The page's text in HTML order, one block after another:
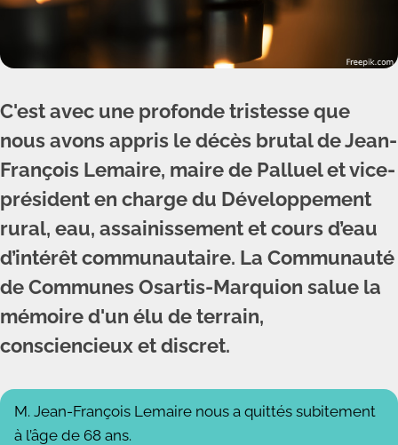
C'est avec une profonde tristesse que
nous avons appris le décès brutal de Jean-
François Lemaire, maire de Palluel et vice-
président en charge du Développement
rural, eau, assainissement et cours d’eau
d’intérêt communautaire. La Communauté
de Communes Osartis-Marquion salue la
mémoire d'un élu de terrain,
consciencieux et discret.
M. Jean-François Lemaire nous a quittés subitement
à l’âge de 68 ans.